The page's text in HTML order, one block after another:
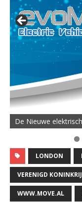
De Nieuwe
LONDON
VERENIGD
WWW.MOVE.AL